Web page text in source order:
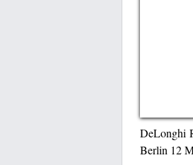
DeLonghi
Berlin 12